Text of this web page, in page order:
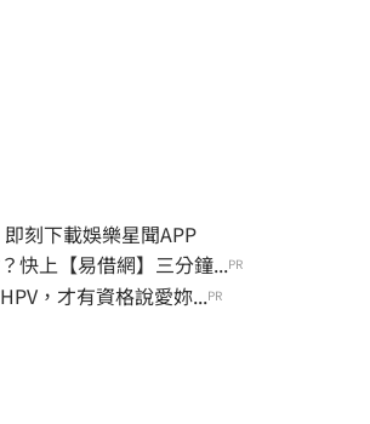
一手掌握明星動態 即刻下載娛樂星聞APP
快上【易借網】三分鐘...PR
，才有資格說愛妳...PR